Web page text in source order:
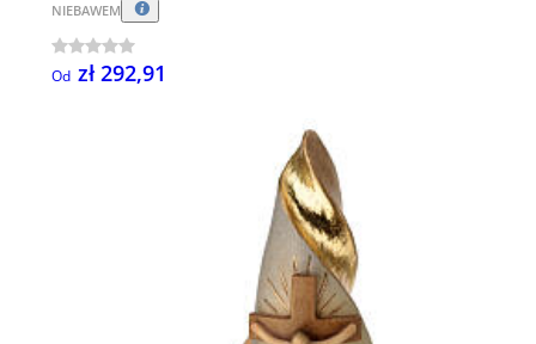
NIEBAWEM
Od zł 292,91